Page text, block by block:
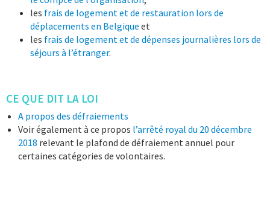
les frais de logement et de restauration lors de
déplacements en Belgique et
les frais de logement et de dépenses journalières lors de
séjours à l’étranger.
CE QUE DIT LA LOI
A propos des défraiements
Voir également à ce propos l’arrêté royal du 20 décembre
2018 relevant le plafond de défraiement annuel pour
certaines catégories de volontaires.